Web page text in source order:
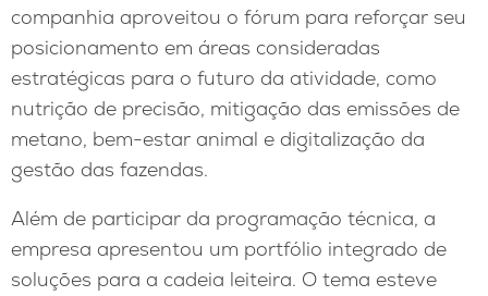
companhia aproveitou o fórum para reforçar seu
posicionamento em áreas consideradas
estratégicas para o futuro da atividade, como
nutrição de precisão, mitigação das emissões de
metano, bem-estar animal e digitalização da
gestão das fazendas.
Além de participar da programação técnica, a
empresa apresentou um portfólio integrado de
soluções para a cadeia leiteira. O tema esteve